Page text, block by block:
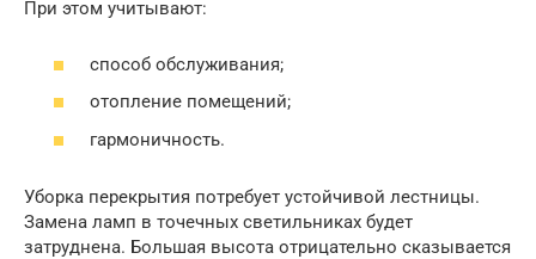
При этом учитывают:
способ обслуживания;
отопление помещений;
гармоничность.
Уборка перекрытия потребует устойчивой лестницы.
Замена ламп в точечных светильниках будет
затруднена. Большая высота отрицательно сказывается